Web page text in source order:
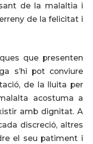
de la malaltia i
de la felicitat i
que presenten
s’hi pot conviure
de la lluita per
acostuma a
amb dignitat. A
discreció, altres
el seu patiment i